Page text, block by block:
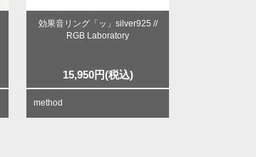
効果音リング「ッ」silver925 //
RGB Laboratory
15,950円(税込)
method